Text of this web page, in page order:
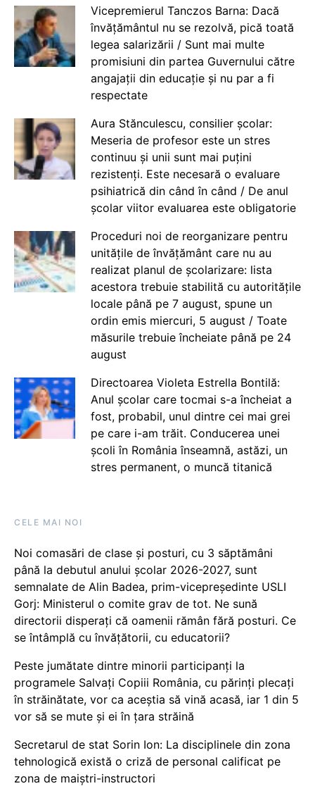
Vicepremierul Tanczos Barna: Dacă
învățământul nu se rezolvă, pică toată
legea salarizării / Sunt mai multe
promisiuni din partea Guvernului către
angajații din educație și nu par a fi
respectate
Aura Stănculescu, consilier școlar:
Meseria de profesor este un stres
continuu și unii sunt mai puțini
rezistenți. Este necesară o evaluare
psihiatrică din când în când / De anul
școlar viitor evaluarea este obligatorie
Proceduri noi de reorganizare pentru
unitățile de învățământ care nu au
realizat planul de școlarizare: lista
acestora trebuie stabilită cu autoritățile
locale până pe 7 august, spune un
ordin emis miercuri, 5 august / Toate
măsurile trebuie încheiate până pe 24
august
Directoarea Violeta Estrella Bontilă:
Anul școlar care tocmai s-a încheiat a
fost, probabil, unul dintre cei mai grei
pe care i-am trăit. Conducerea unei
școli în România înseamnă, astăzi, un
stres permanent, o muncă titanică
CELE MAI NOI
Noi comasări de clase și posturi, cu 3 săptămâni
până la debutul anului școlar 2026-2027, sunt
semnalate de Alin Badea, prim-vicepreședinte USLI
Gorj: Ministerul o comite grav de tot. Ne sună
directorii disperați că oamenii rămân fără posturi. Ce
se întâmplă cu învățătorii, cu educatorii?
Peste jumătate dintre minorii participanți la
programele Salvați Copiii România, cu părinți plecați
în străinătate, vor ca aceștia să vină acasă, iar 1 din 5
vor să se mute și ei în țara străină
Secretarul de stat Sorin Ion: La disciplinele din zona
tehnologică există o criză de personal calificat pe
zona de maiștri-instructori